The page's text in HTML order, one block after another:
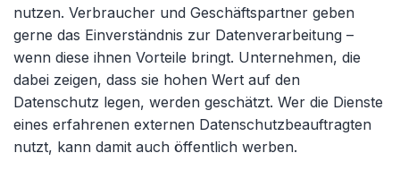
nutzen. Verbraucher und Geschäftspartner geben
gerne das Einverständnis zur Datenverarbeitung –
wenn diese ihnen Vorteile bringt. Unternehmen, die
dabei zeigen, dass sie hohen Wert auf den
Datenschutz legen, werden geschätzt. Wer die Dienste
eines erfahrenen externen Datenschutzbeauftragten
nutzt, kann damit auch öffentlich werben.